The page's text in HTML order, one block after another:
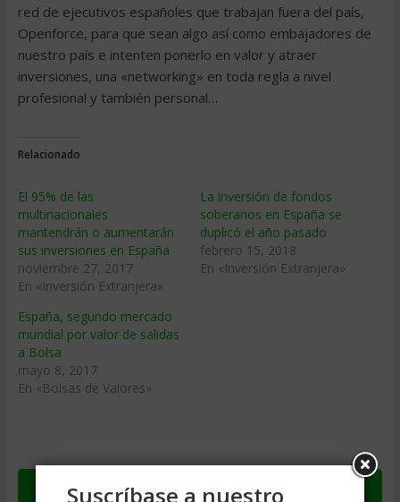
red de ejecutivos españoles que trabajan fuera del país,
Openforce, para que sean algo así como embajadores de
nuestro país e intenten ponerlo en valor y atraer
inversiones, una «networking» en toda regla a nivel
profesional y también personal…
Relacionado
El 95% de las
multinacionales
mantendrán o aumentarán
sus inversiones en España
noviembre 27, 2017
En «Inversión Extranjera»
La inversión de fondos
soberanos en España se
duplicó el año pasado
febrero 15, 2018
En «Inversión Extranjera»
España, segundo mercado
mundial por valor de salidas
a Bolsa
mayo 8, 2017
En «Bolsas de Valores»
Suscríbase a nuestro